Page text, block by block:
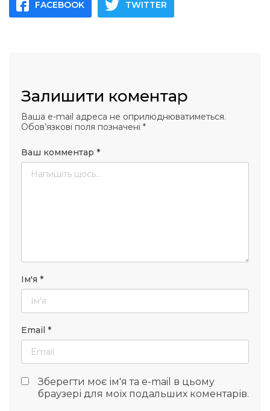
FACEBOOK TWITTER
Залишити коментар
Ваша e-mail адреса не оприлюднюватиметься.
Обов’язкові поля позначені *
Ваш комментар *
Ім'я *
Email *
Зберегти моє ім'я та e-mail в цьому
браузері для моїх подальших коментарів.